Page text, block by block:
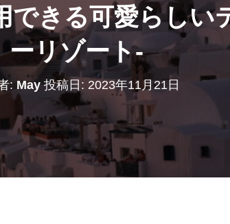
できる可愛らしい
ーリゾート-
: May 投稿日: 2023年11月21日